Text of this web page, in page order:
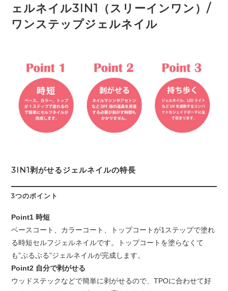
ェルネイル3IN1（スリーインワン）/
ワンステップジェルネイル
3IN1剥がせるジェルネイルの特長
3つのポイント
Point1 時短
ベースコート、カラーコート、トップコートが1ステップで塗れ
る時短セルフジェルネイルです。トップコートを塗らなくて
も”ぷるぷる”ジェルネイルが完成します。
Point2 自分で剥がせる
ウッドステックなどで簡単に剥がせるので、TPOに合わせて好